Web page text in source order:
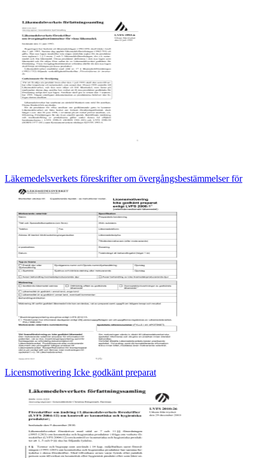
Läkemedelsverkets föreskrifter om övergångsbestämmelser för
Licensmotivering Icke godkänt preparat